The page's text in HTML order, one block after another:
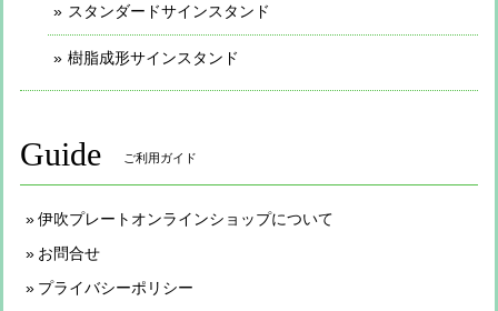
スタンダードサインスタンド
樹脂成形サインスタンド
Guide ご利用ガイド
伊吹プレートオンラインショップについて
お問合せ
プライバシーポリシー